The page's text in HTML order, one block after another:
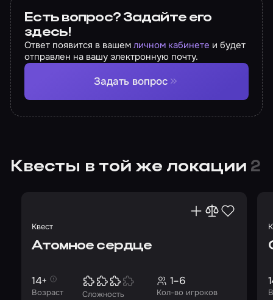
Есть вопрос? Задайте его
здесь!
Ответ появится в вашемличном кабинете и будет
отправлен на вашу электронную почту.
Задать вопрос
Квесты в той же локации 2
Квест
Атомное сердце
Возраст
14+
Сложность Кол-во игроков
1–6